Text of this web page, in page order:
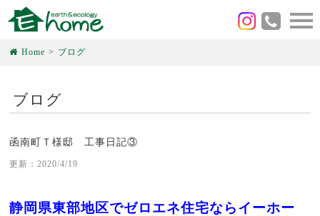
Home ブログ
ブログ
函南町Ｔ様邸 工事日記③
更新：2020/4/19
静岡県東部地区でゼロエネ住宅ならイーホー